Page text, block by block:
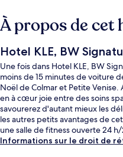
À propos de cet
Hotel KLE, BW
Une fois dans Hotel KLE, BW
moins de 15 minutes de voiture
Noël de Colmar et Petite
en à cœur joie entre des soins
savourerez d'autant mieux les
les autres petits avantages de
une salle de fitness ouverte 24
Informations sur le droit de